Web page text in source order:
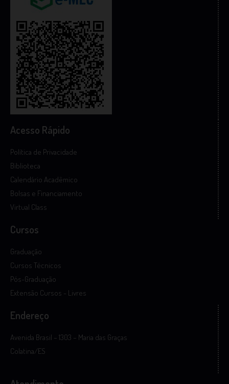
Acesso Rápido
Política de Privacidade
Biblioteca
Calendário Acadêmico
Bolsas e Financiamento
Virtual Class
Cursos
Graduação
Cursos Técnicos
Pós-Graduação
Extensão Cursos - Livres
Endereço
Avenida Brasil – 1303 – Maria das Graças
Colatina/ES